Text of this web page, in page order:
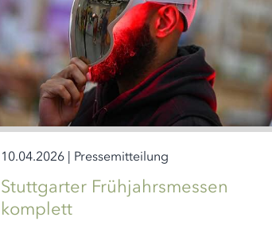
10.04.2026| Pressemitteilung
Stuttgarter Frühjahrsmessen
komplett